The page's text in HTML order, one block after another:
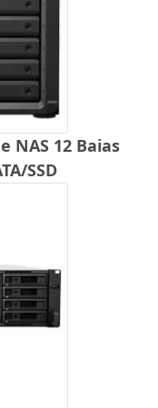
NAS 12 Baias
SSD